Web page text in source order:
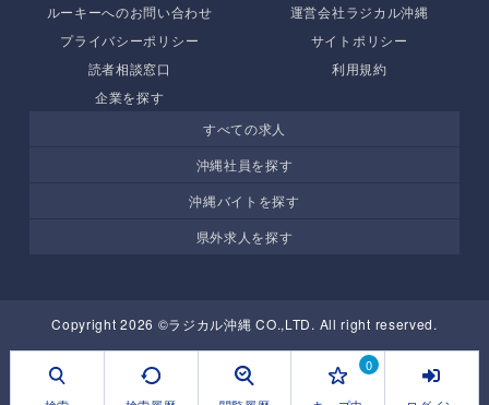
ルーキーへのお問い合わせ
運営会社ラジカル沖縄
プライバシーポリシー
サイトポリシー
読者相談窓口
利用規約
企業を探す
すべての求人
沖縄社員を探す
沖縄バイトを探す
県外求人を探す
Copyright 2026 ©ラジカル沖縄 CO.,LTD. All right reserved.
0